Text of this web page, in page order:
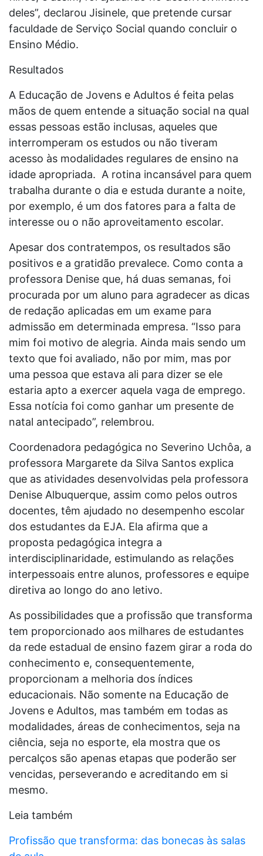
deles”, declarou Jisinele, que pretende cursar
faculdade de Serviço Social quando concluir o
Ensino Médio.
Resultados
A Educação de Jovens e Adultos é feita pelas
mãos de quem entende a situação social na qual
essas pessoas estão inclusas, aqueles que
interromperam os estudos ou não tiveram
acesso às modalidades regulares de ensino na
idade apropriada. A rotina incansável para quem
trabalha durante o dia e estuda durante a noite,
por exemplo, é um dos fatores para a falta de
interesse ou o não aproveitamento escolar.
Apesar dos contratempos, os resultados são
positivos e a gratidão prevalece. Como conta a
professora Denise que, há duas semanas, foi
procurada por um aluno para agradecer as dicas
de redação aplicadas em um exame para
admissão em determinada empresa. “Isso para
mim foi motivo de alegria. Ainda mais sendo um
texto que foi avaliado, não por mim, mas por
uma pessoa que estava ali para dizer se ele
estaria apto a exercer aquela vaga de emprego.
Essa notícia foi como ganhar um presente de
natal antecipado”, relembrou.
Coordenadora pedagógica no Severino Uchôa, a
professora Margarete da Silva Santos explica
que as atividades desenvolvidas pela professora
Denise Albuquerque, assim como pelos outros
docentes, têm ajudado no desempenho escolar
dos estudantes da EJA. Ela afirma que a
proposta pedagógica integra a
interdisciplinaridade, estimulando as relações
interpessoais entre alunos, professores e equipe
diretiva ao longo do ano letivo.
As possibilidades que a profissão que transforma
tem proporcionado aos milhares de estudantes
da rede estadual de ensino fazem girar a roda do
conhecimento e, consequentemente,
proporcionam a melhoria dos índices
educacionais. Não somente na Educação de
Jovens e Adultos, mas também em todas as
modalidades, áreas de conhecimentos, seja na
ciência, seja no esporte, ela mostra que os
percalços são apenas etapas que poderão ser
vencidas, perseverando e acreditando em si
mesmo.
Leia também
Profissão que transforma: das bonecas às salas